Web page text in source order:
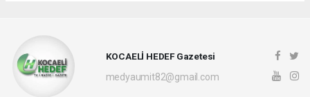
KOCAELİ HEDEF Gazetesi
medyaumit82@gmail.com